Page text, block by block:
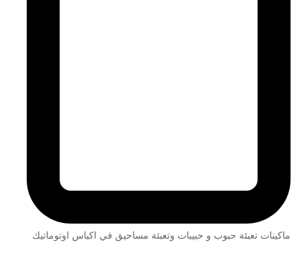
ماكينات تعبئة حبوب و حبيبات وتعبئة مساحيق في اكياس اوتوماتيك